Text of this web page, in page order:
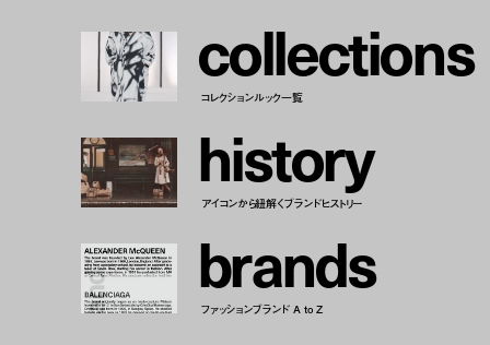
collections
コレクションルック一覧
history
アイコンから紐解くブランドヒストリー
brands
ファッションブランド A to Z